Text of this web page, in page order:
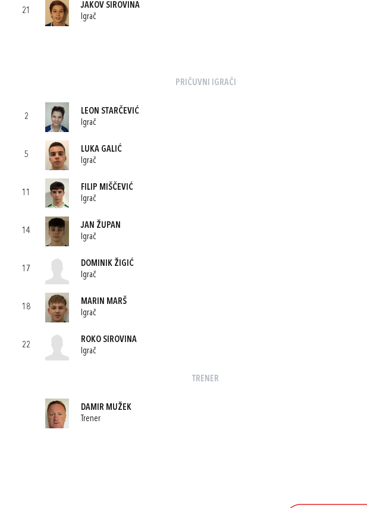
21
JAKOV SIROVINA
Igrač
PRIČUVNI IGRAČI
2
LEON STARČEVIĆ
Igrač
5
LUKA GALIĆ
Igrač
11
FILIP MIŠČEVIĆ
Igrač
14
JAN ŽUPAN
Igrač
17
DOMINIK ŽIGIĆ
Igrač
18
MARIN MARŠ
Igrač
22
ROKO SIROVINA
Igrač
TRENER
DAMIR MUŽEK
Trener